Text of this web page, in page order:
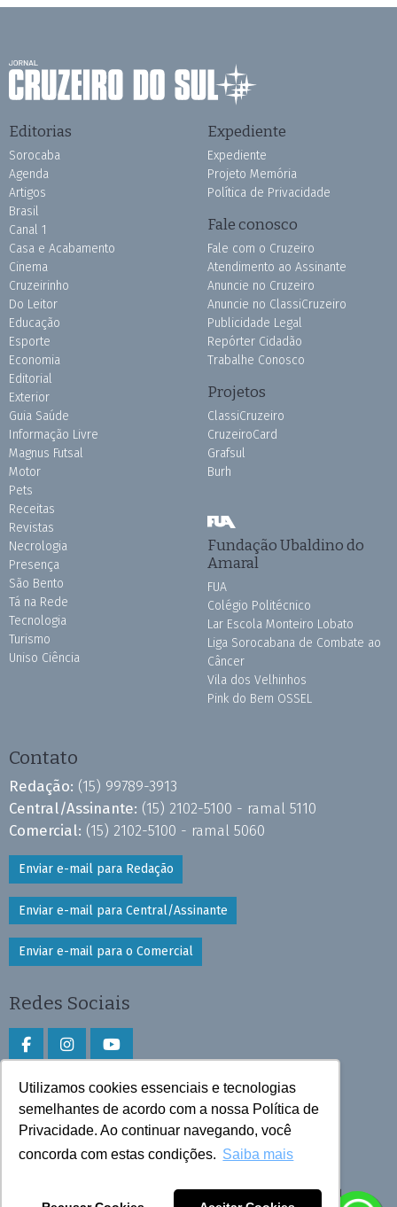
Utilizamos cookies essenciais e tecnologias
semelhantes de acordo com a nossa Política de
Privacidade. Ao continuar navegando, você
concorda com estas condições. Saiba mais
Editorias
Sorocaba
Agenda
Artigos
Brasil
Canal 1
Casa e Acabamento
Cinema
Cruzeirinho
Do Leitor
Educação
Esporte
Economia
Editorial
Exterior
Guia Saúde
Informação Livre
Magnus Futsal
Motor
Pets
Receitas
Revistas
Necrologia
Presença
São Bento
Tá na Rede
Tecnologia
Turismo
Uniso Ciência
Expediente
Expediente
Projeto Memória
Política de Privacidade
Fale conosco
Fale com o Cruzeiro
Atendimento ao Assinante
Anuncie no Cruzeiro
Anuncie no ClassiCruzeiro
Publicidade Legal
Repórter Cidadão
Trabalhe Conosco
Projetos
ClassiCruzeiro
CruzeiroCard
Grafsul
Burh
Fundação Ubaldino do
Amaral
FUA
Colégio Politécnico
Lar Escola Monteiro Lobato
Liga Sorocabana de Combate ao
Câncer
Vila dos Velhinhos
Pink do Bem OSSEL
Contato
Redação: (15) 99789-3913
Central/Assinante: (15) 2102-5100 - ramal 5110
Comercial: (15) 2102-5100 - ramal 5060
Enviar e-mail para Redação
Enviar e-mail para Central/Assinante
Enviar e-mail para o Comercial
Redes Sociais
Faça download do aplicativo
Play Store e App Store
Todos os direitos reservados © 2025 Cruzeiro do Sul